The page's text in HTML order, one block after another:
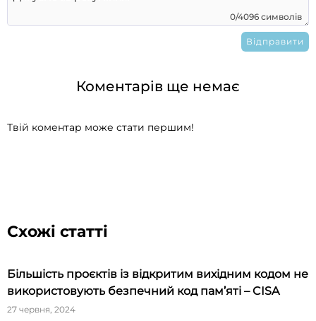
0/4096 символів
Коментарів ще немає
Твій коментар може стати першим!
Схожі статті
Більшість проєктів із відкритим вихідним кодом не
використовують безпечний код пам’яті – CISA
27 червня, 2024